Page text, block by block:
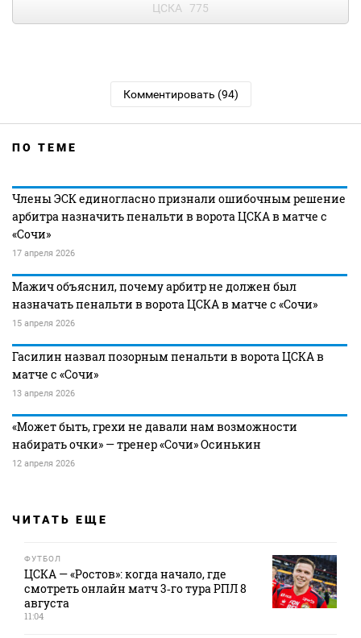
ЦСКА 775
Комментировать (94)
ПО ТЕМЕ
Члены ЭСК единогласно признали ошибочным решение
арбитра назначить пенальти в ворота ЦСКА в матче с
«Сочи»
17 апреля 2026
Мажич объяснил, почему арбитр не должен был
назначать пенальти в ворота ЦСКА в матче с «Сочи»
15 апреля 2026
Гасилин назвал позорным пенальти в ворота ЦСКА в
матче с «Сочи»
13 апреля 2026
«Может быть, грехи не давали нам возможности
набирать очки» — тренер «Сочи» Осинькин
12 апреля 2026
ЧИТАТЬ ЕЩЕ
ФУТБОЛ
ЦСКА — «Ростов»: когда начало, где
смотреть онлайн матч 3‑го тура РПЛ 8
августа
11:04